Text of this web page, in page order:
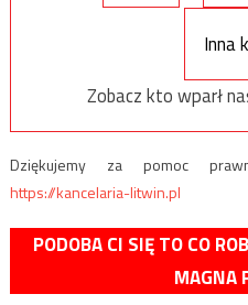
Inna
Zobacz kto wparł
Dziękujemy za pomoc
https://kancelaria-litwin.pl
PODOBA CI SIĘ TO CO
MAGNA